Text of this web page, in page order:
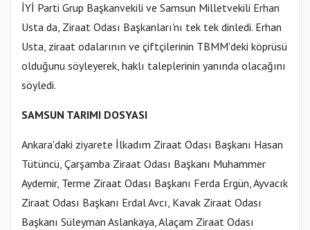
İYİ Parti Grup Başkanvekili ve Samsun Milletvekili Erhan
Usta da, Ziraat Odası Başkanları'nı tek tek dinledi. Erhan
Usta, ziraat odalarının ve çiftçilerinin TBMM'deki köprüsü
olduğunu söyleyerek, haklı taleplerinin yanında olacağını
söyledi.
SAMSUN TARIMI DOSYASI
Ankara'daki ziyarete İlkadım Ziraat Odası Başkanı Hasan
Tütüncü, Çarşamba Ziraat Odası Başkanı Muhammer
Aydemir, Terme Ziraat Odası Başkanı Ferda Ergün, Ayvacık
Ziraat Odası Başkanı Erdal Avcı, Kavak Ziraat Odası
Başkanı Süleyman Aslankaya, Alaçam Ziraat Odası